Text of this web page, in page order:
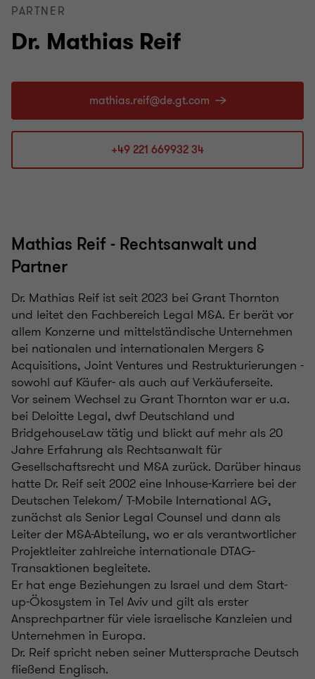
Dr. Mathias Reif
PARTNER
+49 221 669932 34
Mathias Reif - Rechtsanwalt und
Partner
Dr. Mathias Reif ist seit 2023 bei Grant Thornton
und leitet den Fachbereich Legal M&A. Er berät vor
allem Konzerne und mittelständische Unternehmen
bei nationalen und internationalen Mergers &
Acquisitions, Joint Ventures und Restrukturierungen -
sowohl auf Käufer- als auch auf Verkäuferseite.
Vor seinem Wechsel zu Grant Thornton war er u.a.
bei Deloitte Legal, dwf Deutschland und
BridgehouseLaw tätig und blickt auf mehr als 20
Jahre Erfahrung als Rechtsanwalt für
Gesellschaftsrecht und M&A zurück. Darüber hinaus
hatte Dr. Reif seit 2002 eine Inhouse-Karriere bei der
Deutschen Telekom/ T-Mobile International AG,
zunächst als Senior Legal Counsel und dann als
Leiter der M&A-Abteilung, wo er als verantwortlicher
Projektleiter zahlreiche internationale DTAG-
Transaktionen begleitete.
Er hat enge Beziehungen zu Israel und dem Start-
up-Ökosystem in Tel Aviv und gilt als erster
Ansprechpartner für viele israelische Kanzleien und
Unternehmen in Europa.
Dr. Reif spricht neben seiner Muttersprache Deutsch
fließend Englisch.